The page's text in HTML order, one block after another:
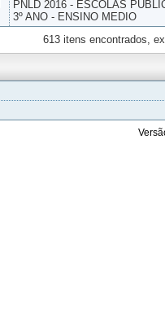
PNLD 2016 - ESCOLAS
3º ANO - ENSINO MEDIO
613 itens encontrados,